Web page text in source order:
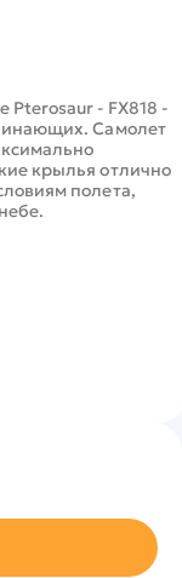
Pterosaur - FX818 -
Самолет
крылья отлично
полета,